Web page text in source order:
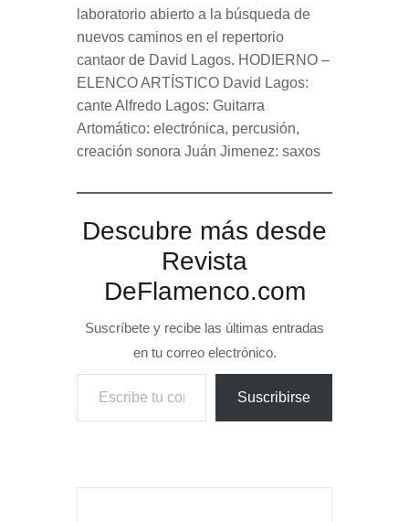
laboratorio abierto a la búsqueda de
nuevos caminos en el repertorio
cantaor de David Lagos. HODIERNO –
ELENCO ARTÍSTICO David Lagos:
cante Alfredo Lagos: Guitarra
Artomático: electrónica, percusión,
creación sonora Juán Jimenez: saxos
Descubre más desde
Revista
DeFlamenco.com
Suscríbete y recibe las últimas entradas
en tu correo electrónico.
Escribe tu correo electrónico…
Suscribirse